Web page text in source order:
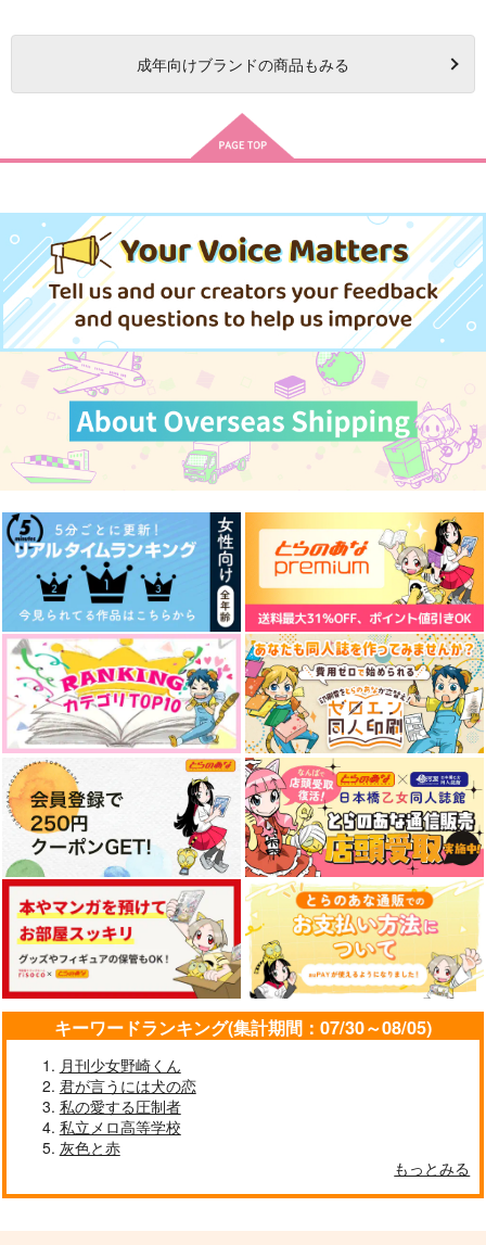
成年向けブランドの商品もみる
キーワードランキング(集計期間：07/30～08/05)
月刊少女野崎くん
君が言うには犬の恋
私の愛する圧制者
私立メロ高等学校
灰色と赤
もっとみる